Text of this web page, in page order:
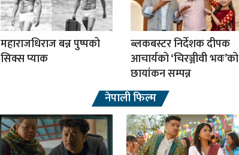
महाराजधिराज बन्न पुष्पको
सिक्स प्याक
ब्लकबस्टर निर्देशक दीपक
आचार्यको ‘चिरञ्जीवी भवः’को
छायांकन सम्पन्न
नेपाली फिल्म